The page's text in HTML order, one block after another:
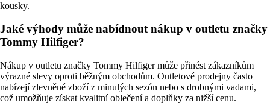
kousky.
Jaké výhody může nabídnout nákup v outletu značky
Tommy Hilfiger?
Nákup v outletu značky Tommy Hilfiger může přinést zákazníkům
výrazné slevy oproti běžným obchodům. Outletové prodejny často
nabízejí zlevněné zboží z minulých sezón nebo s drobnými vadami,
což umožňuje získat kvalitní oblečení a doplňky za nižší cenu.